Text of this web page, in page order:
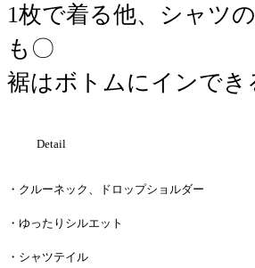
1枚で着る他、シャツ
も〇
裾はボトムにインでき
Detail
・クルーネック、ドロップショルダー
・ゆったりシルエット
・シャツテイル